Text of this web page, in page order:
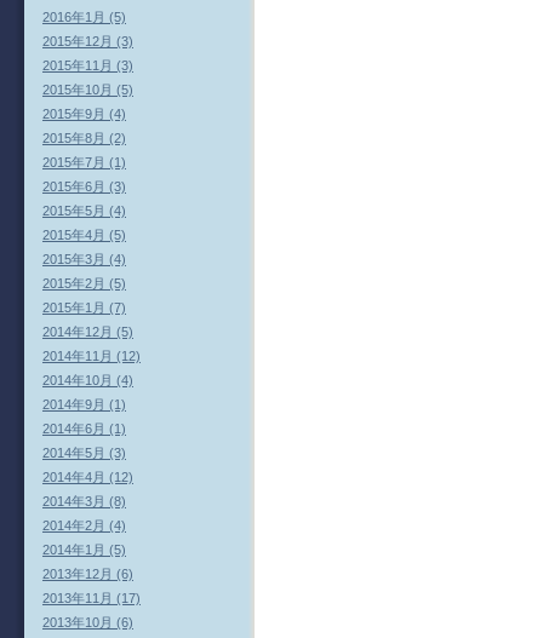
2016年1月 (5)
2015年12月 (3)
2015年11月 (3)
2015年10月 (5)
2015年9月 (4)
2015年8月 (2)
2015年7月 (1)
2015年6月 (3)
2015年5月 (4)
2015年4月 (5)
2015年3月 (4)
2015年2月 (5)
2015年1月 (7)
2014年12月 (5)
2014年11月 (12)
2014年10月 (4)
2014年9月 (1)
2014年6月 (1)
2014年5月 (3)
2014年4月 (12)
2014年3月 (8)
2014年2月 (4)
2014年1月 (5)
2013年12月 (6)
2013年11月 (17)
2013年10月 (6)